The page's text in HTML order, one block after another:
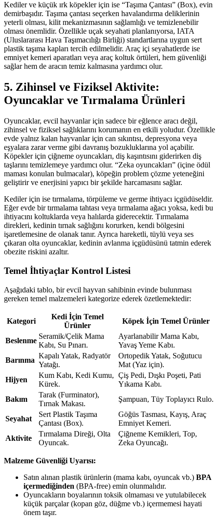
Kediler ve küçük ırk köpekler için ise “Taşıma Çantası” (Box), evin
demirbaşıdır. Taşıma çantası seçerken havalandırma deliklerinin
yeterli olması, kilit mekanizmasının sağlamlığı ve temizlenebilir
olması önemlidir. Özellikle uçak seyahati planlanıyorsa, IATA
(Uluslararası Hava Taşımacılığı Birliği) standartlarına uygun sert
plastik taşıma kapları tercih edilmelidir. Araç içi seyahatlerde ise
emniyet kemeri aparatları veya araç koltuk örtüleri, hem güvenliği
sağlar hem de aracın temiz kalmasına yardımcı olur.
5. Zihinsel ve Fiziksel Aktivite:
Oyuncaklar ve Tırmalama Ürünleri
Oyuncaklar, evcil hayvanlar için sadece bir eğlence aracı değil,
zihinsel ve fiziksel sağlıklarını korumanın en etkili yoludur. Özellikle
evde yalnız kalan hayvanlar için can sıkıntısı, depresyona veya
eşyalara zarar verme gibi davranış bozukluklarına yol açabilir.
Köpekler için çiğneme oyuncakları, diş kaşıntısını giderirken diş
taşlarını temizlemeye yardımcı olur. “Zeka oyuncakları” (içine ödül
maması konulan bulmacalar), köpeğin problem çözme yeteneğini
geliştirir ve enerjisini yapıcı bir şekilde harcamasını sağlar.
Kediler için ise tırmalama, törpüleme ve germe ihtiyacı içgüdüseldir.
Eğer evde bir tırmalama tahtası veya tırmalama ağacı yoksa, kedi bu
ihtiyacını koltuklarda veya halılarda giderecektir. Tırmalama
direkleri, kedinin tırnak sağlığını korurken, kendi bölgesini
işaretlemesine de olanak tanır. Ayrıca hareketli, tüylü veya ses
çıkaran olta oyuncaklar, kedinin avlanma içgüdüsünü tatmin ederek
obezite riskini azaltır.
Temel İhtiyaçlar Kontrol Listesi
Aşağıdaki tablo, bir evcil hayvan sahibinin evinde bulunması
gereken temel malzemeleri kategorize ederek özetlemektedir:
Kategori
Kedi İçin Temel
Ürünler
Köpek İçin Temel Ürünler
Beslenme
Seramik/Çelik Mama
Kabı, Su Pınarı.
Ayarlanabilir Mama Kabı,
Yavaş Yeme Kabı.
Barınma
Kapalı Yatak, Radyatör
Yatağı.
Ortopedik Yatak, Soğutucu
Mat (Yaz için).
Hijyen
Kum Kabı, Kedi Kumu,
Kürek.
Çiş Pedi, Dışkı Poşeti, Pati
Yıkama Kabı.
Bakım
Tarak (Furminator),
Tırnak Makası.
Şampuan, Tüy Toplayıcı Rulo.
Seyahat
Sert Plastik Taşıma
Çantası (Box).
Göğüs Tasması, Kayış, Araç
Emniyet Kemeri.
Aktivite
Tırmalama Direği, Olta
Oyuncak.
Çiğneme Kemikleri, Top,
Zeka Oyuncağı.
Malzeme Güvenliği Uyarısı:
Satın alınan plastik ürünlerin (mama kabı, oyuncak vb.) BPA
içermediğinden (BPA-free) emin olunmalıdır.
Oyuncakların boyalarının toksik olmaması ve yutulabilecek
küçük parçalar (kopan göz, düğme vb.) içermemesi hayati
önem taşır.